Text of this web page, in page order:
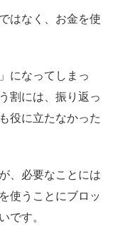
はなく、お金を使
になってしまっ
割には、振り返っ
役に立たなかった
、必要なことには
使うことにブロッ
です。